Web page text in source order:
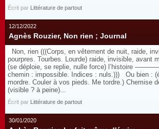
Écrit par Littérature de partout
12/12/2022
Agnès Rouzier, Non rien ; Journal
Non, rien (((Corps, en vêtement de nuit, raide,
pourpres. Tourbes. Lourde) raide, invisible, avant
(se déploie, se replie, nulle force) l’histoire
chemin : impossible. Indices : nuls.))) Ou bien :
mordre. Couler à vos pieds. Me tordre.) Chemise
(visible ? à peine)...
Écrit par Littérature de partout
30/01/2020